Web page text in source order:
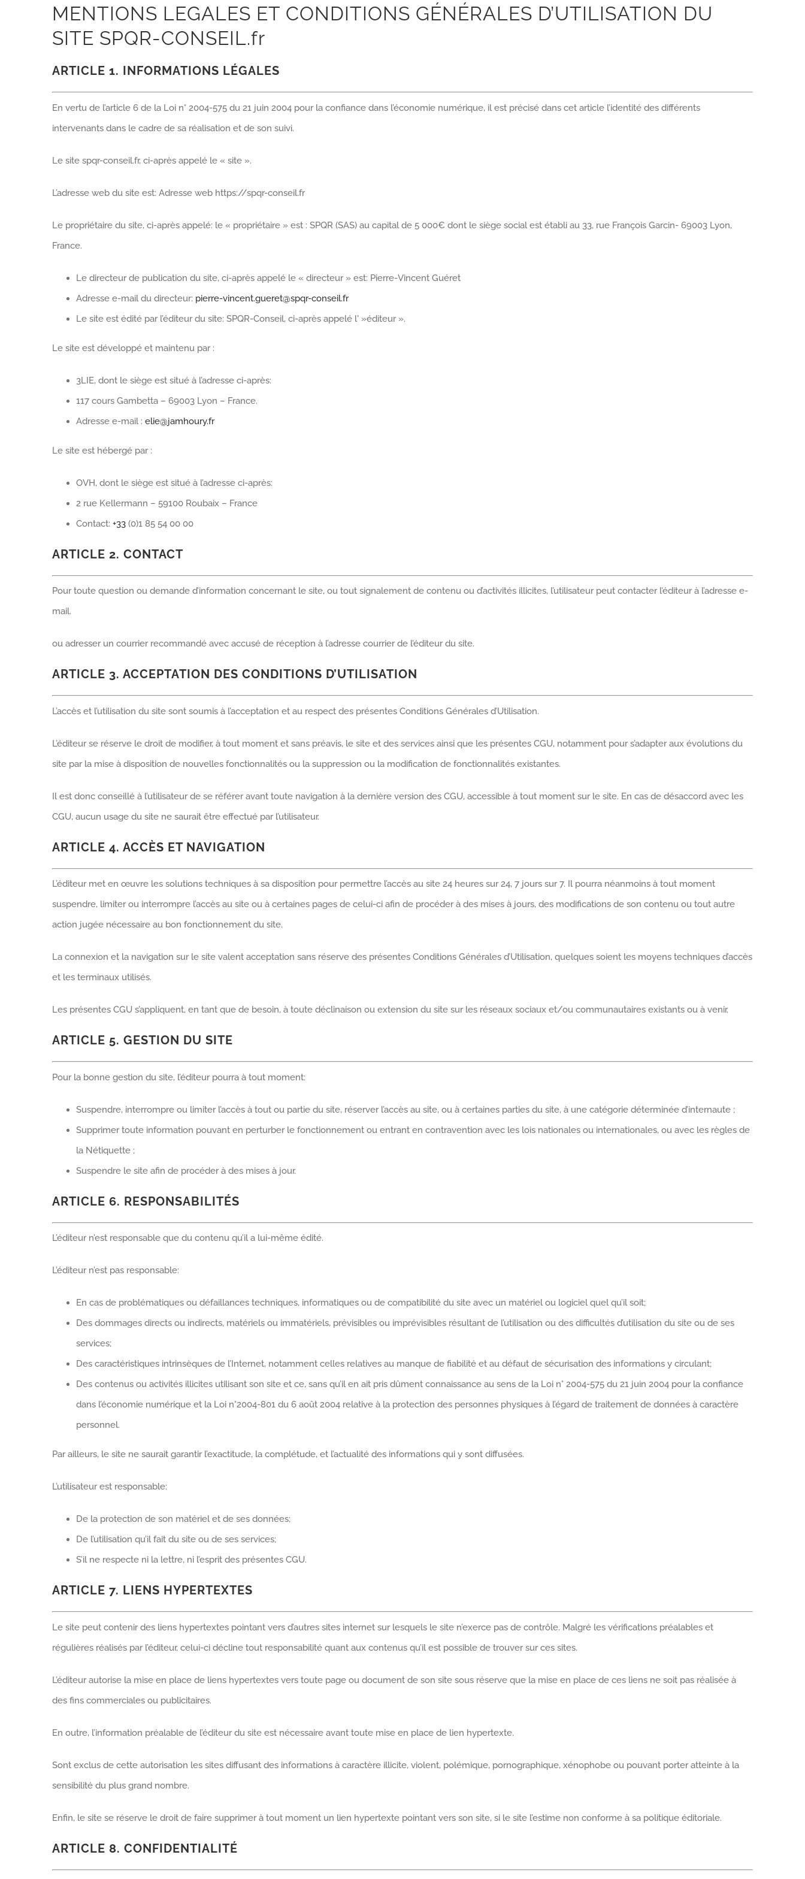
MENTIONS LEGALES ET CONDITIONS GÉNÉRALES D’UTILISATION DU
SITE SPQR-CONSEIL.fr
ARTICLE 1. INFORMATIONS LÉGALES
En vertu de l’article 6 de la Loi n° 2004-575 du 21 juin 2004 pour la confiance dans l’économie numérique, il est précisé dans cet article l’identité des différents
intervenants dans le cadre de sa réalisation et de son suivi.
Le site spqr-conseil.fr, ci-après appelé le « site ».
L’adresse web du site est: Adresse web https://spqr-conseil.fr
Le propriétaire du site, ci-après appelé: le « propriétaire » est : SPQR (SAS) au capital de 5 000€ dont le siège social est établi au 33, rue François Garcin- 69003 Lyon,
France.
Le directeur de publication du site, ci-après appelé le « directeur » est: Pierre-Vincent Guéret
Adresse e-mail du directeur: pierre-vincent.gueret@spqr-conseil.fr
Le site est édité par l’éditeur du site: SPQR-Conseil, ci-après appelé l' »éditeur ».
Le site est développé et maintenu par :
3LIE, dont le siège est situé à l’adresse ci-après:
117 cours Gambetta – 69003 Lyon – France.
Adresse e-mail : elie@jamhoury.fr
Le site est hébergé par :
OVH, dont le siège est situé à l’adresse ci-après:
2 rue Kellermann – 59100 Roubaix – France
Contact: +33(0)1 85 54 00 00
ARTICLE 2. CONTACT
Pour toute question ou demande d’information concernant le site, ou tout signalement de contenu ou d’activités illicites, l’utilisateur peut contacter l’éditeur à l’adresse e-
mail.
ou adresser un courrier recommandé avec accusé de réception à l’adresse courrier de l’éditeur du site.
ARTICLE 3. ACCEPTATION DES CONDITIONS D’UTILISATION
L’accès et l’utilisation du site sont soumis à l’acceptation et au respect des présentes Conditions Générales d’Utilisation.
L’éditeur se réserve le droit de modifier, à tout moment et sans préavis, le site et des services ainsi que les présentes CGU, notamment pour s’adapter aux évolutions du
site par la mise à disposition de nouvelles fonctionnalités ou la suppression ou la modification de fonctionnalités existantes.
Il est donc conseillé à l’utilisateur de se référer avant toute navigation à la dernière version des CGU, accessible à tout moment sur le site. En cas de désaccord avec les
CGU, aucun usage du site ne saurait être effectué par l’utilisateur.
ARTICLE 4. ACCÈS ET NAVIGATION
L’éditeur met en œuvre les solutions techniques à sa disposition pour permettre l’accès au site 24 heures sur 24, 7 jours sur 7. Il pourra néanmoins à tout moment
suspendre, limiter ou interrompre l’accès au site ou à certaines pages de celui-ci afin de procéder à des mises à jours, des modifications de son contenu ou tout autre
action jugée nécessaire au bon fonctionnement du site.
La connexion et la navigation sur le site valent acceptation sans réserve des présentes Conditions Générales d’Utilisation, quelques soient les moyens techniques d’accès
et les terminaux utilisés.
Les présentes CGU s’appliquent, en tant que de besoin, à toute déclinaison ou extension du site sur les réseaux sociaux et/ou communautaires existants ou à venir.
ARTICLE 5. GESTION DU SITE
Pour la bonne gestion du site, l’éditeur pourra à tout moment:
Suspendre, interrompre ou limiter l’accès à tout ou partie du site, réserver l’accès au site, ou à certaines parties du site, à une catégorie déterminée d’internaute ;
Supprimer toute information pouvant en perturber le fonctionnement ou entrant en contravention avec les lois nationales ou internationales, ou avec les règles de
la Nétiquette ;
Suspendre le site afin de procéder à des mises à jour.
ARTICLE 6. RESPONSABILITÉS
L’éditeur n’est responsable que du contenu qu’il a lui-même édité.
L’éditeur n’est pas responsable:
En cas de problématiques ou défaillances techniques, informatiques ou de compatibilité du site avec un matériel ou logiciel quel qu’il soit;
Des dommages directs ou indirects, matériels ou immatériels, prévisibles ou imprévisibles résultant de l’utilisation ou des difficultés d’utilisation du site ou de ses
services;
Des caractéristiques intrinsèques de l’Internet, notamment celles relatives au manque de fiabilité et au défaut de sécurisation des informations y circulant;
Des contenus ou activités illicites utilisant son site et ce, sans qu’il en ait pris dûment connaissance au sens de la Loi n° 2004-575 du 21 juin 2004 pour la confiance
dans l’économie numérique et la Loi n°2004-801 du 6 août 2004 relative à la protection des personnes physiques à l’égard de traitement de données à caractère
personnel.
Par ailleurs, le site ne saurait garantir l’exactitude, la complétude, et l’actualité des informations qui y sont diffusées.
L’utilisateur est responsable:
De la protection de son matériel et de ses données;
De l’utilisation qu’il fait du site ou de ses services;
S’il ne respecte ni la lettre, ni l’esprit des présentes CGU.
ARTICLE 7. LIENS HYPERTEXTES
Le site peut contenir des liens hypertextes pointant vers d’autres sites internet sur lesquels le site n’exerce pas de contrôle. Malgré les vérifications préalables et
régulières réalisés par l’éditeur, celui-ci décline tout responsabilité quant aux contenus qu’il est possible de trouver sur ces sites.
L’éditeur autorise la mise en place de liens hypertextes vers toute page ou document de son site sous réserve que la mise en place de ces liens ne soit pas réalisée à
des fins commerciales ou publicitaires.
En outre, l’information préalable de l’éditeur du site est nécessaire avant toute mise en place de lien hypertexte.
Sont exclus de cette autorisation les sites diffusant des informations à caractère illicite, violent, polémique, pornographique, xénophobe ou pouvant porter atteinte à la
sensibilité du plus grand nombre.
Enfin, le site se réserve le droit de faire supprimer à tout moment un lien hypertexte pointant vers son site, si le site l’estime non conforme à sa politique éditoriale.
ARTICLE 8. CONFIDENTIALITÉ